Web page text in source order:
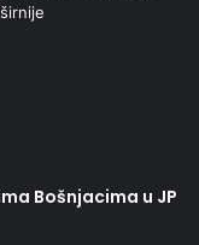
Bošnjacima u JP